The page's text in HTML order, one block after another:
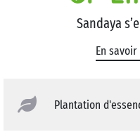
Sandaya
En
Plantation